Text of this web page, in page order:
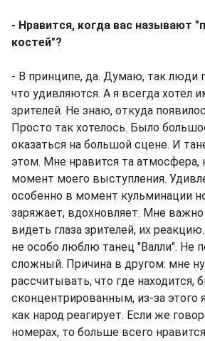
- Нравится, когда вас называют
костей"?
- В принципе, да. Думаю, так люди
что удивляются. А я всегда хотел
зрителей. Не знаю, откуда
Просто так хотелось. Было
оказаться на большой сцене. И
этом. Мне нравится та атмосфера,
момент моего выступления.
особенно в момент кульминации
заряжает, вдохновляет. Мне
видеть глаза зрителей, их
не особо люблю танец "Валли". Не
сложный. Причина в другом: мне
рассчитывать, что где находится,
сконцентрированным, из-за этого
как народ реагирует. Если же
номерах, то больше всего